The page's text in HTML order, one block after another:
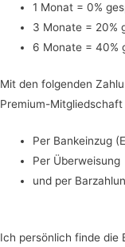
1 Monat = 0%
3 Monate = 20%
6 Monate = 40%
Mit den folgenden
Premium-Mitgliedschaft
Per Bankeinzug
Per Überweisung
und per
Ich persönlich finde die